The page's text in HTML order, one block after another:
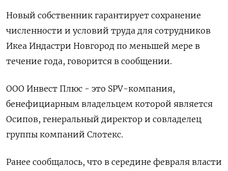
Новый собственник гарантирует сохранение
численности и условий труда для сотрудников
Икеа Индастри Новгород по меньшей мере в
течение года, говорится в сообщении.
ООО Инвест Плюс - это SPV-компания,
бенефициарным владельцем которой является
Осипов, генеральный директор и совладелец
группы компаний Слотекс.
Ранее сообщалось, что в середине февраля власти